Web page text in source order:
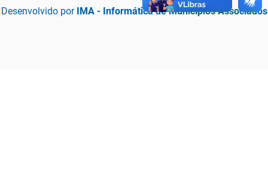
Desenvolvido por IMA - Informática de Municípios Associados